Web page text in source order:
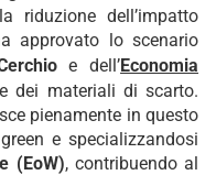
riduzione dell’impatto
approvato lo scenario
e dell’Economia
dei materiali di scarto.
pienamente in questo
e specializzandosi
(EoW), contribuendo al